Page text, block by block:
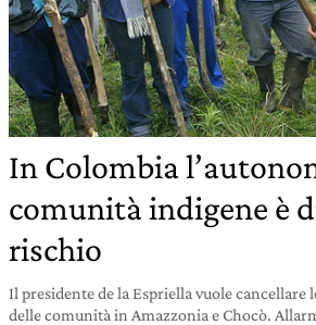
In Colombia
comunità indigene è
rischio
Il presidente de la Espriella vuole cancellare
delle comunità in Amazzonia e Chocò.